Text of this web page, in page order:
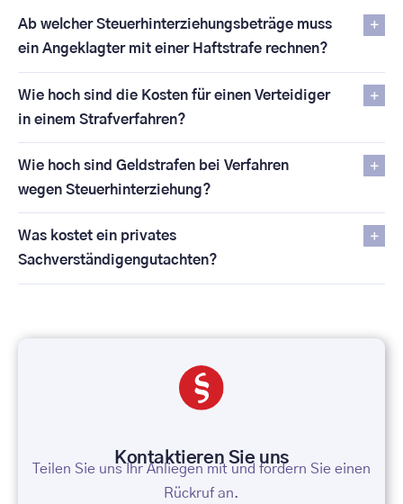
Ab welcher Steuerhinterziehungsbeträge muss
ein Angeklagter mit einer Haftstrafe rechnen?
Wie hoch sind die Kosten für einen Verteidiger
in einem Strafverfahren?
Wie hoch sind Geldstrafen bei Verfahren
wegen Steuerhinterziehung?
Was kostet ein privates
Sachverständigengutachten?
Kontaktieren Sie uns
Teilen Sie uns Ihr Anliegen mit und fordern Sie einen
Rückruf an.